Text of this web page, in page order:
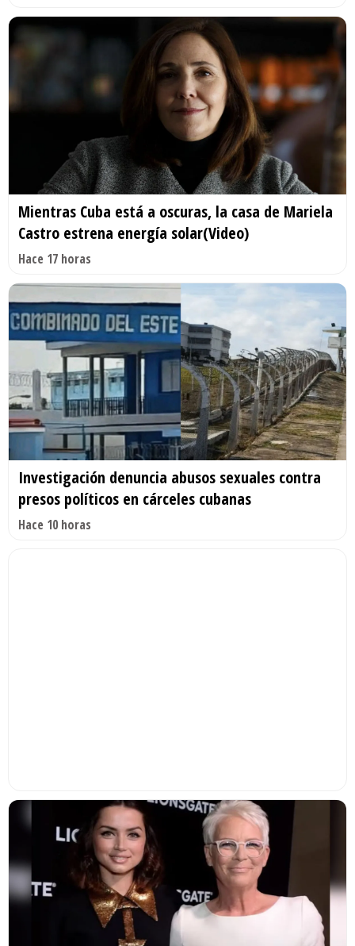
Mientras Cuba está a oscuras, la casa de Mariela
Castro estrena energía solar(Video)
Hace 17 horas
Investigación denuncia abusos sexuales contra
presos políticos en cárceles cubanas
Hace 10 horas